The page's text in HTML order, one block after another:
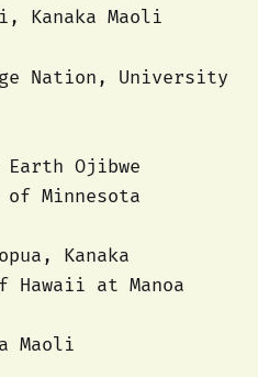
Kanaka Maoli
Nation, University
Earth Ojibwe
Minnesota
Kanaka
at Manoa
Maoli